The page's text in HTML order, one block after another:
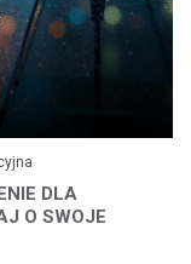
DLA
O SWOJE